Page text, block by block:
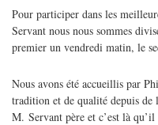
Pour participer dans les
Servant nous nous sommes
premier un vendredi matin, le
Nous avons été accueillis par
tradition et de qualité depuis de
M. Servant père et c’est là